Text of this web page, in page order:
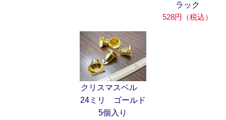
ラック
528円（税込）
クリスマスベル
24ミリ ゴールド
5個入り